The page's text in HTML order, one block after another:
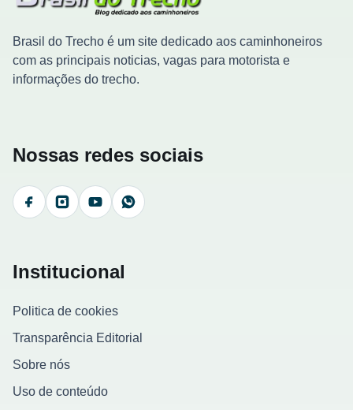
Brasil do Trecho é um site dedicado aos caminhoneiros
com as principais noticias, vagas para motorista e
informações do trecho.
Nossas redes sociais
FacebookInstagramYouTubeWhatsApp
Institucional
Politica de cookies
Transparência Editorial
Sobre nós
Uso de conteúdo